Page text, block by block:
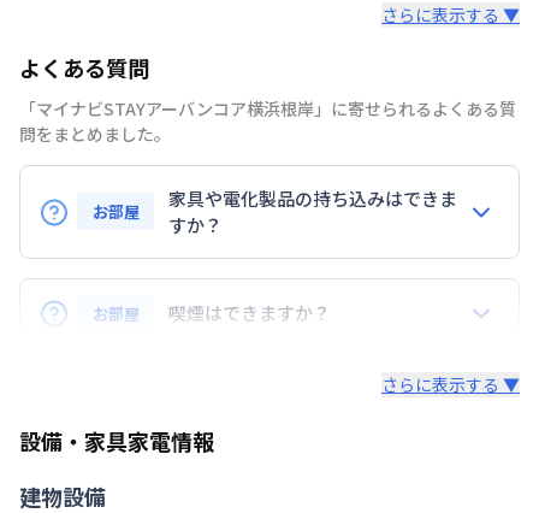
部屋の向き
禁煙・喫煙
禁煙
定員
2名
駐車場
次回更新日
さらに表示する ▼
よくある質問
「マイナビSTAYアーバンコア横浜根岸」に寄せられるよくある質
問をまとめました。
お部屋
家具や電化製品の持ち込みはできま
すか？
お持ち込みいただけます。
ただし、標準設備として部屋に備え付けの家具・家電
以外の扱いについては当社では責任を負いかねます。
また、お持ち込みいただいた家具や家電はご退去時に
お部屋 喫煙はできますか？
さらに表示する ▼
設備・家具家電情報
建物設備